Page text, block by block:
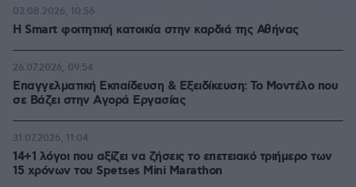
Η Smart φοιτητική κατοικία στην καρδιά της Αθήνας
03.08.2026, 10:56
Επαγγελματική Εκπαίδευση & Εξειδίκευση: Το Mοντέλο που
σε Bάζει στην Aγορά Eργασίας
26.07.2026, 09:54
14+1 λόγοι που αξίζει να ζήσεις το επετειακό τριήμερο των
15 χρόνων του Spetses Mini Marathon
31.07.2026, 11:04